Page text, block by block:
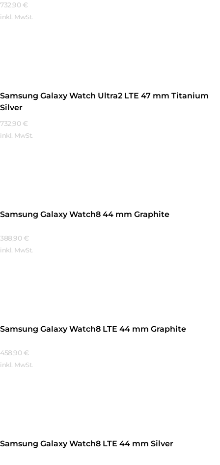
732,90 €
inkl. MwSt.
Samsung Galaxy Watch Ultra2 LTE 47 mm Titanium
Silver
732,90 €
inkl. MwSt.
Samsung Galaxy Watch8 44 mm Graphite
388,90 €
inkl. MwSt.
Samsung Galaxy Watch8 LTE 44 mm Graphite
458,90 €
inkl. MwSt.
Samsung Galaxy Watch8 LTE 44 mm Silver